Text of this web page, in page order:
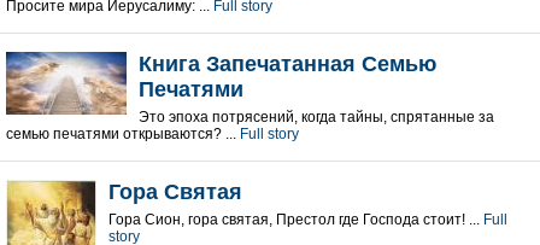
Просите мира Иерусалиму: ... Full story
Книга Запечатанная Семью
Печатями
Это эпоха потрясений, когда тайны, спрятанные за
семью печатями открываются? ... Full story
Гора Святая
Гора Сион, гора святая, Престол где Господа стоит! ... Full
story